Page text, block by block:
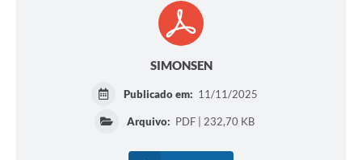
SIMONSEN
Publicado em: 11/11/2025
Arquivo: PDF | 232,70 KB